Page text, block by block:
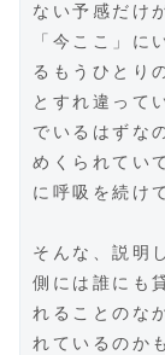
ない予感だけ
「今ここ」に
るもうひとり
とすれ違って
でいるはずな
めくられてい
に呼吸を続け
そんな、説明
側には誰にも
れることのな
れているのか